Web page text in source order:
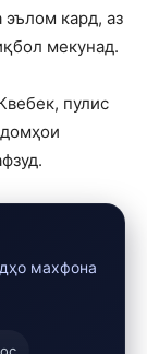
эълом кард, аз
мекунад.
пулис
махфона